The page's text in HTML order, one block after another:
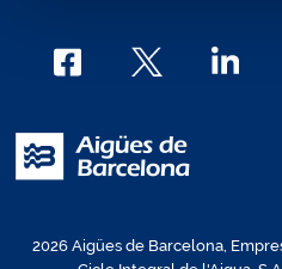
2026 Aigües de Barcelona,